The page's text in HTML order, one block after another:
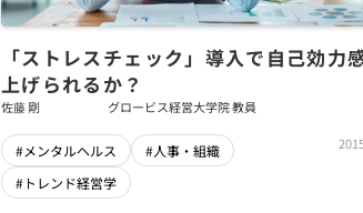
「ストレスチェック」導入で自己効力
上げられるか？
佐藤 剛 グロービス経営大学院 教員
#メンタルヘルス
#人事・組織
#トレンド経営学